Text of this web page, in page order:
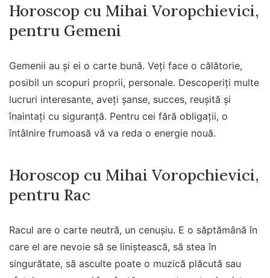
Horoscop cu Mihai Voropchievici,
pentru Gemeni
Gemenii au şi ei o carte bună. Veți face o călătorie,
posibil un scopuri proprii, personale. Descoperiți multe
lucruri interesante, aveți șanse, succes, reușită și
înaintați cu siguranță. Pentru cei fără obligații, o
întâlnire frumoasă vă va reda o energie nouă.
Horoscop cu Mihai Voropchievici,
pentru Rac
Racul are o carte neutră, un cenușiu. E o săptămână în
care el are nevoie să se liniștească, să stea în
singurătate, să asculte poate o muzică plăcută sau